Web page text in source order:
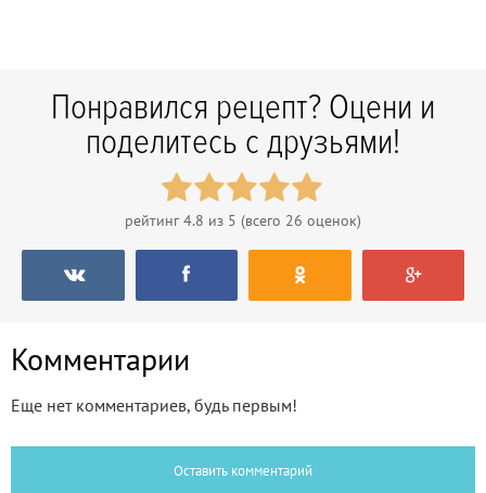
Понравился рецепт? Оцени и
поделитесь с друзьями!
рейтинг4.8 из 5 (всего 26 оценок)
Комментарии
Еще нет комментариев, будь первым!
Оставить комментарий